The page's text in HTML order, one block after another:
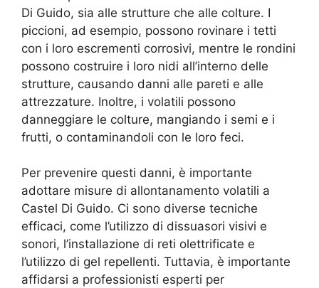
Di Guido, sia alle strutture che alle colture. I
piccioni, ad esempio, possono rovinare i tetti
con i loro escrementi corrosivi, mentre le rondini
possono costruire i loro nidi all’interno delle
strutture, causando danni alle pareti e alle
attrezzature. Inoltre, i volatili possono
danneggiare le colture, mangiando i semi e i
frutti, o contaminandoli con le loro feci.
Per prevenire questi danni, è importante
adottare misure di allontanamento volatili a
Castel Di Guido. Ci sono diverse tecniche
efficaci, come l’utilizzo di dissuasori visivi e
sonori, l’installazione di reti olettrificate e
l’utilizzo di gel repellenti. Tuttavia, è importante
affidarsi a professionisti esperti per